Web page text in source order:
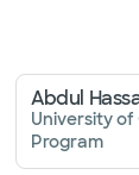
Abdul
University of
Program